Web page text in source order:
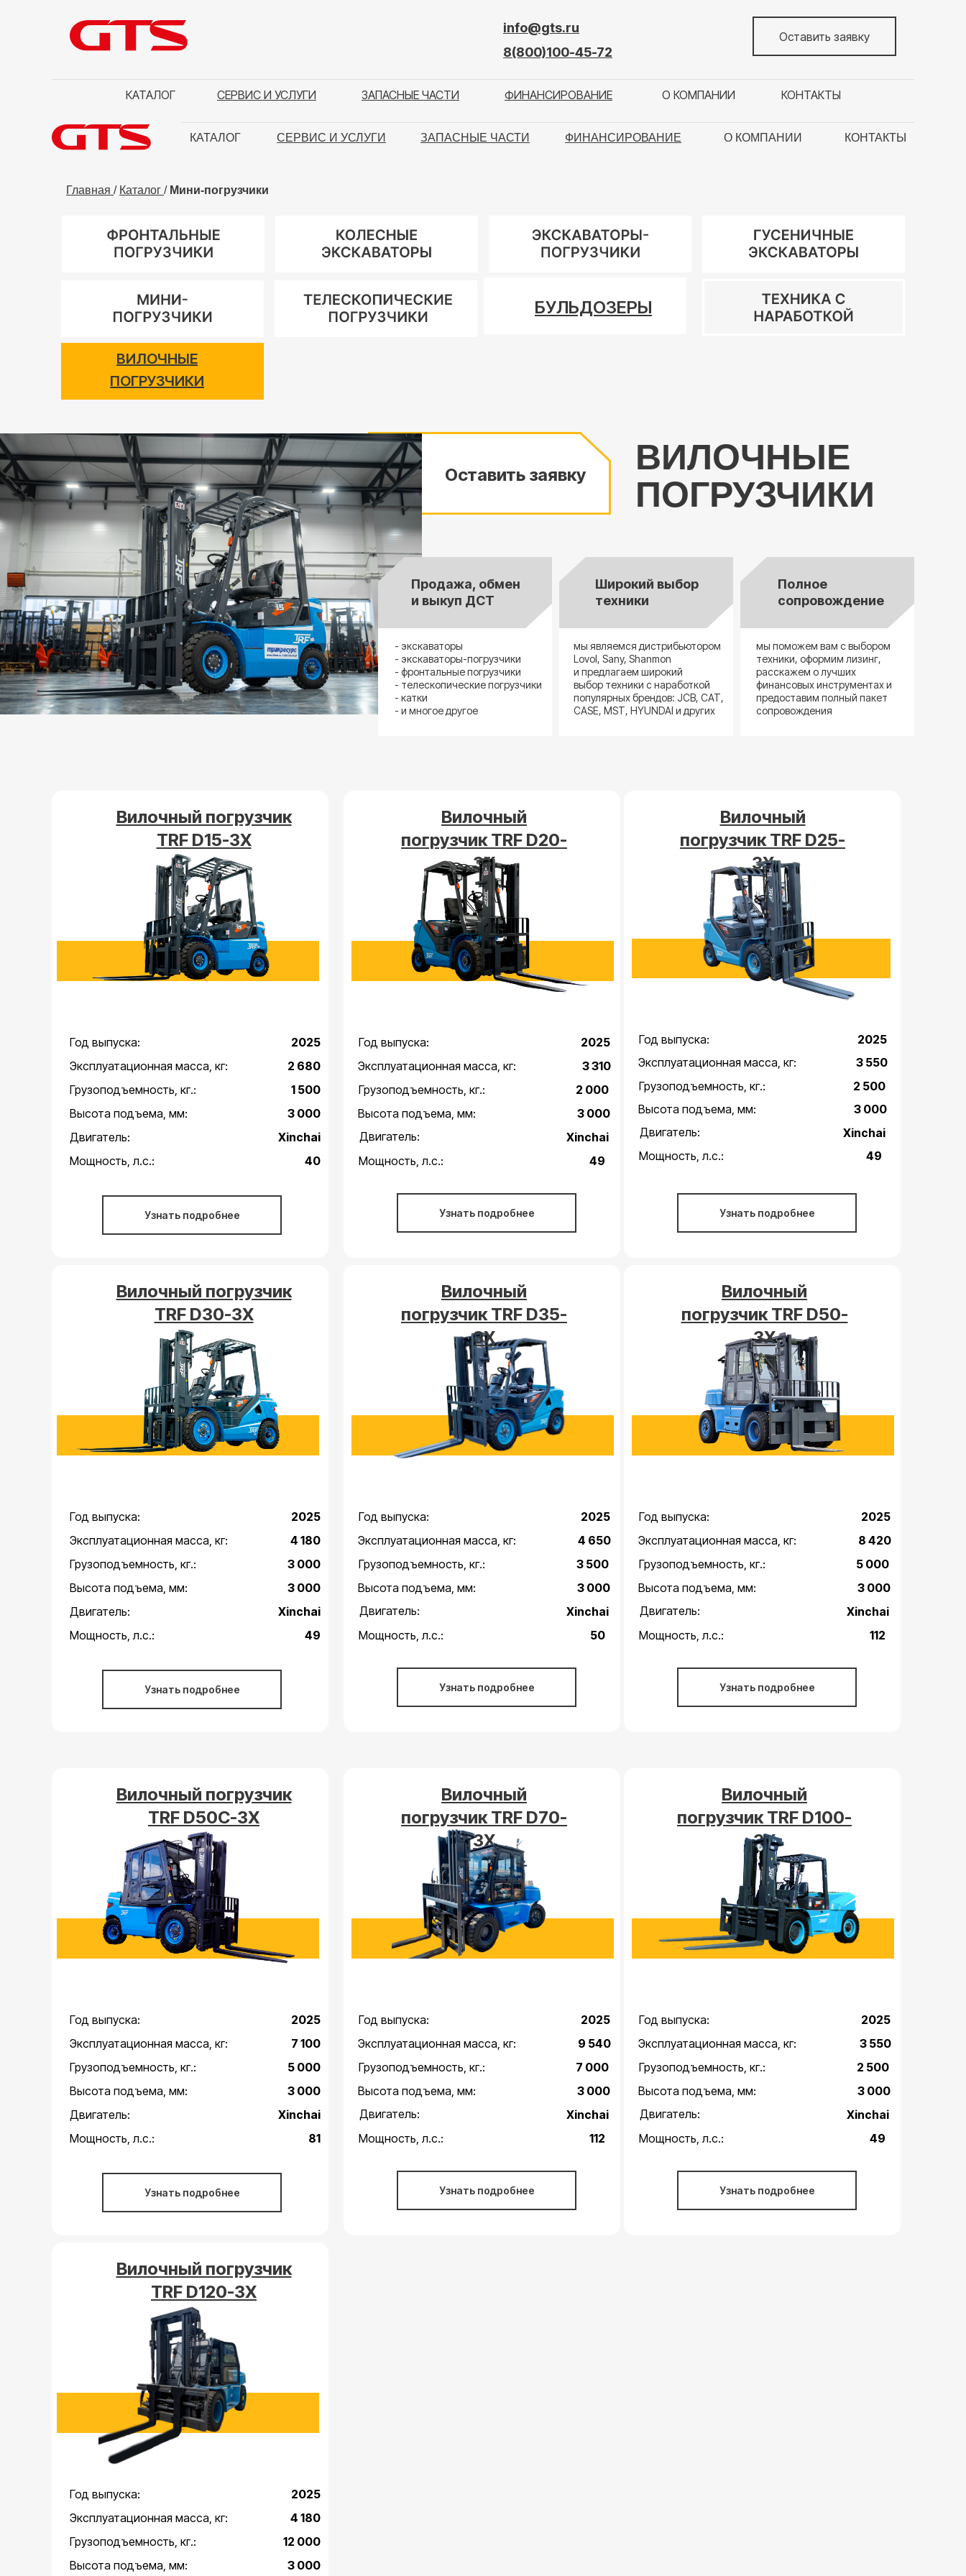
info@gts.ru
Оставить заявку
КАТАЛОГ СЕРВИС И УСЛУГИ ЗАПАСНЫЕ ЧАСТИ О КОМПАНИИ
8(800)100-45-72
ФИНАНСИРОВАНИЕ КОНТАКТЫ
КАТАЛОГ СЕРВИС И УСЛУГИ ЗАПАСНЫЕ ЧАСТИ О КОМПАНИИ
ФИНАНСИРОВАНИЕ КОНТАКТЫ
Главная / Каталог / Мини-погрузчики
БУЛЬДОЗЕРЫ
ВИЛОЧНЫЕ
ПОГРУЗЧИКИ
ВИЛОЧНЫЕ
ПОГРУЗЧИКИ
Оставить заявку
Продажа, обмен
и выкуп ДСТ
Широкий выбор
техники
Полное
сопровождение
- экскаваторы
- экскаваторы-погрузчики
- фронтальные погрузчики
- телескопические погрузчики
- катки
- и многое другое
мы являемся дистрибьютором
Lovol, Sany, Shanmon
и предлагаем широкий
выбор техники с наработкой
популярных брендов: JCB, CAT,
CASE, MST, HYUNDAI и других
мы поможем вам с выбором
техники, оформим лизинг,
расскажем о лучших
финансовых инструментах и
предоставим полный пакет
сопровождения
Вилочный погрузчик
TRF D15-3X
Вилочный
погрузчик TRF D20-
3X
Год выпуска:
Год выпуска:
Эксплуатационная масса, кг:
Эксплуатационная масса, кг:
Грузоподъемность, кг.:
Высота подъема, мм:
Двигатель:
Двигатель:
Мощность, л.с.:
2025
2025
2 680
3 310
1 500
3 000
3 000
Xinchai
Xinchai
2 000
Мощность, л.с.:
Высота подъема, мм:
Грузоподъемность, кг.:
40 49
Узнать подробнее Узнать подробнее
Вилочный
погрузчик TRF D25-
3X
Год выпуска:
Эксплуатационная масса, кг:
Двигатель:
2025
3 550
3 000
Xinchai
2 500
Мощность, л.с.:
Высота подъема, мм:
Грузоподъемность, кг.:
49
Узнать подробнее
Вилочный погрузчик
TRF D30-3X
Год выпуска:
Год выпуска:
Эксплуатационная масса, кг:
Эксплуатационная масса, кг:
Грузоподъемность, кг.:
Высота подъема, мм:
Двигатель:
Двигатель:
Мощность, л.с.:
2025
2025
4 180
4 650
3 000
3 000
3 000
Xinchai
Xinchai
3 500
Мощность, л.с.:
Высота подъема, мм:
Грузоподъемность, кг.:
49 50
Узнать подробнее Узнать подробнее
Год выпуска:
Эксплуатационная масса, кг:
Двигатель:
2025
8 420
3 000
Xinchai
5 000
Мощность, л.с.:
Высота подъема, мм:
Грузоподъемность, кг.:
112
Узнать подробнее
Вилочный
погрузчик TRF D35-
3X
Вилочный
погрузчик TRF D50-
3X
Вилочный погрузчик
TRF D50C-3X
Вилочный
погрузчик TRF D70-
3X
Год выпуска:
Год выпуска:
Эксплуатационная масса, кг:
Эксплуатационная масса, кг:
Грузоподъемность, кг.:
Высота подъема, мм:
Двигатель:
Двигатель:
Мощность, л.с.:
2025
2025
7 100
9 540
5 000
3 000
3 000
Xinchai
Xinchai
7 000
Мощность, л.с.:
Высота подъема, мм:
Грузоподъемность, кг.:
81 112
Узнать подробнее Узнать подробнее
Вилочный
погрузчик TRF D100-
3Х
Год выпуска:
Эксплуатационная масса, кг:
Двигатель:
2025
3 550
3 000
Xinchai
2 500
Мощность, л.с.:
Высота подъема, мм:
Грузоподъемность, кг.:
49
Узнать подробнее
Вилочный погрузчик
TRF D120-3Х
Год выпуска:
Эксплуатационная масса, кг:
Грузоподъемность, кг.:
Высота подъема, мм:
2025
4 180
12 000
3 000